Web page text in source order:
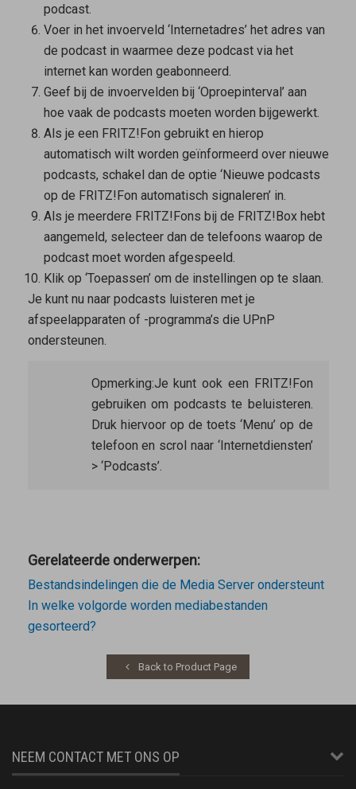
podcast.
Voer in het invoerveld ‘Internetadres’ het adres van
de podcast in waarmee deze podcast via het
internet kan worden geabonneerd.
Geef bij de invoervelden bij ‘Oproepinterval’ aan
hoe vaak de podcasts moeten worden bijgewerkt.
Als je een FRITZ!Fon gebruikt en hierop
automatisch wilt worden geïnformeerd over nieuwe
podcasts, schakel dan de optie ‘Nieuwe podcasts
op de FRITZ!Fon automatisch signaleren’ in.
Als je meerdere FRITZ!Fons bij de FRITZ!Box hebt
aangemeld, selecteer dan de telefoons waarop de
podcast moet worden afgespeeld.
Klik op ‘Toepassen’ om de instellingen op te slaan.
Je kunt nu naar podcasts luisteren met je
afspeelapparaten of -programma’s die UPnP
ondersteunen.
Opmerking:Je kunt ook een FRITZ!Fon
gebruiken om podcasts te beluisteren.
Druk hiervoor op de toets ‘Menu’ op de
telefoon en scrol naar ‘Internetdiensten’
> ‘Podcasts’.
Gerelateerde onderwerpen:
Bestandsindelingen die de Media Server ondersteunt
In welke volgorde worden mediabestanden
gesorteerd?
Back to Product Page
NEEM CONTACT MET ONS OP